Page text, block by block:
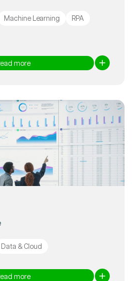
Machine Learning
RPA
more
Data & Cloud
more